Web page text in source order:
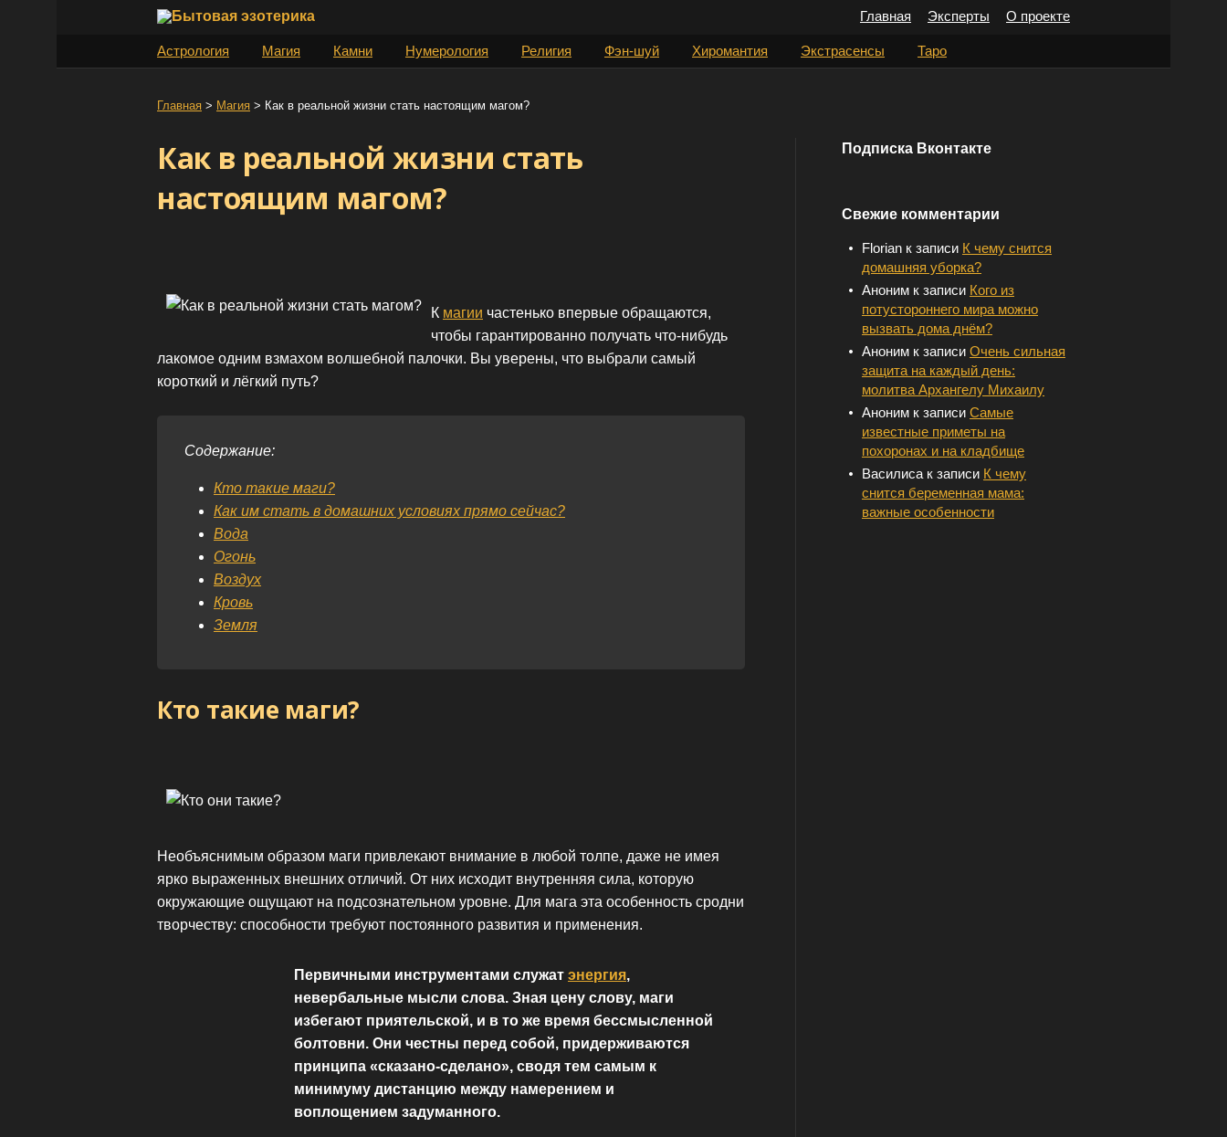
Главная Эксперты О проекте
Астрология Магия Камни Нумерология Религия Фэн-шуй Хиромантия Экстрасенсы Таро
Главная > Магия > Как в реальной жизни стать настоящим магом?
Как в реальной жизни стать
настоящим магом?
К магии частенько впервые обращаются,
чтобы гарантированно получать что-нибудь
лакомое одним взмахом волшебной палочки. Вы уверены, что выбрали самый
короткий и лёгкий путь?
Содержание:
Кто такие маги?
Как им стать в домашних условиях прямо сейчас?
Вода
Огонь
Воздух
Кровь
Земля
Кто такие маги?
Необъяснимым образом маги привлекают внимание в любой толпе, даже не имея
ярко выраженных внешних отличий. От них исходит внутренняя сила, которую
окружающие ощущают на подсознательном уровне. Для мага эта особенность сродни
творчеству: способности требуют постоянного развития и применения.
Первичными инструментами служат энергия,
невербальные мысли слова. Зная цену слову, маги
избегают приятельской, и в то же время бессмысленной
болтовни. Они честны перед собой, придерживаются
принципа «сказано-сделано», сводя тем самым к
минимуму дистанцию между намерением и
воплощением задуманного.
Подписка Вконтакте
Свежие комментарии
Florian к записи К чему снится
домашняя уборка?
Аноним к записи Кого из
потустороннего мира можно
вызвать дома днём?
Аноним к записи Очень сильная
защита на каждый день:
молитва Архангелу Михаилу
Аноним к записи Самые
известные приметы на
похоронах и на кладбище
Василиса к записи К чему
снится беременная мама:
важные особенности